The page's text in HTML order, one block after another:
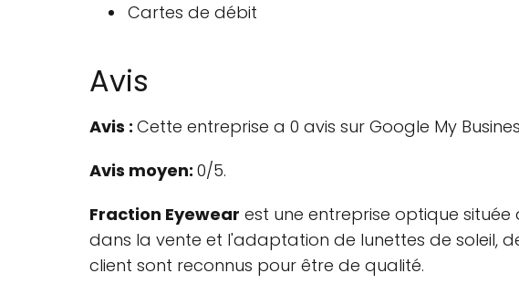
Cartes de débit
Avis
Avis : Cette entreprise a 0 avis sur Google My
Avis moyen: 0/5.
Fraction Eyewear est une entreprise optique située
dans la vente et l'adaptation de lunettes de soleil,
client sont reconnus pour être de qualité.